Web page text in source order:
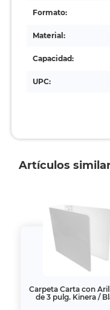
Formato:
Material:
Capacidad:
UPC:
Artículos
Carpeta Carta con
de 3 pulg. Kinera /